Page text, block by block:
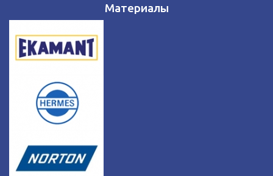
Материалы